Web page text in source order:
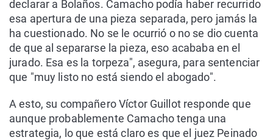
declarar a Bolaños. Camacho podía haber recurrido
esa apertura de una pieza separada, pero jamás la
ha cuestionado. No se le ocurrió o no se dio cuenta
de que al separarse la pieza, eso acababa en el
jurado. Esa es la torpeza", asegura, para sentenciar
que "muy listo no está siendo el abogado".
A esto, su compañero Víctor Guillot responde que
aunque probablemente Camacho tenga una
estrategia, lo que está claro es que el juez Peinado